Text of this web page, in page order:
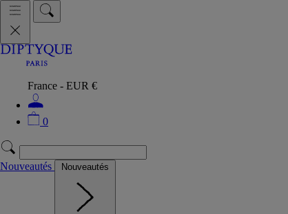
France - EUR €
0
Nouveautés Nouveautés